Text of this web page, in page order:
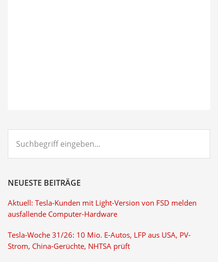
eingeben...
NEUESTE BEITRÄGE
Aktuell: Tesla-Kunden mit Light-Version von FSD melden
ausfallende Computer-Hardware
Tesla-Woche 31/26: 10 Mio. E-Autos, LFP aus USA, PV-
Strom, China-Gerüchte, NHTSA prüft